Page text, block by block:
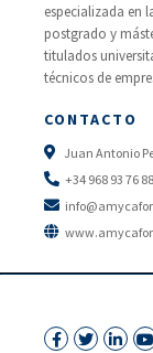
especializada en
postgrado y
titulados
técnicos de
CONTACTO
Juan Antonio
+34 968 93 76